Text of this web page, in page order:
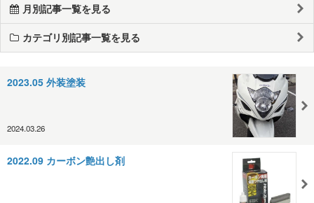
月別記事一覧を見る
カテゴリ別記事一覧を見る
2023.05 外装塗装
2024.03.26
2022.09 カーボン艶出し剤